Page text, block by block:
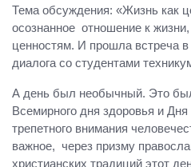
Тема обсуждения: «Жизнь как
осознанное отношение к
ценностям. И прошла встреча
диалога со студентами
А день был необычный. Это
Всемирного дня здоровья и
трепетного внимания
важное, через призму
христианских традиций этот